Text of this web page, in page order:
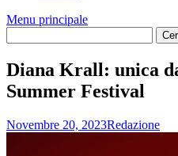
Menu principale
Diana Krall: unica
Summer Festival
Novembre 20, 2023Redazione